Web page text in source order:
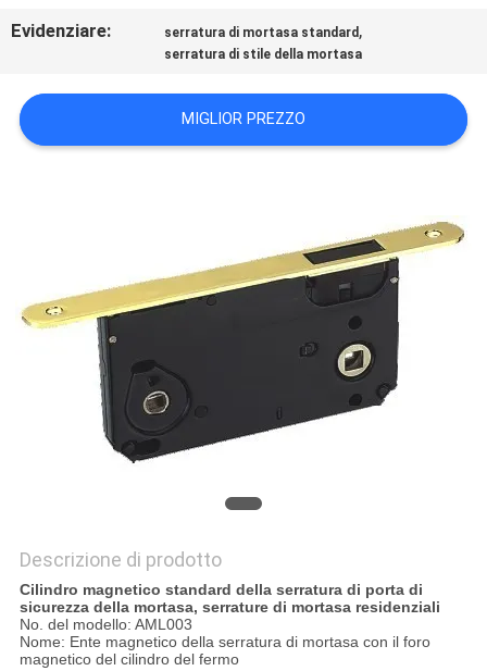
SITO
PRIVACY
POLICY
Evidenziare: serratura di mortasa standard ,
serratura di stile della mortasa
MIGLIOR PREZZO
Descrizione di prodotto
Cilindro magnetico standard della serratura di porta di
sicurezza della mortasa, serrature di mortasa residenziali
No. del modello: AML003
Nome: Ente magnetico della serratura di mortasa con il foro
magnetico del cilindro del fermo